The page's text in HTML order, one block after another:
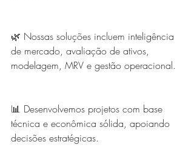
🌿 Nossas soluções incluem inteligência
de mercado, avaliação de ativos,
modelagem, MRV e gestão operacional.
📊 Desenvolvemos projetos com base
técnica e econômica sólida, apoiando
decisões estratégicas.